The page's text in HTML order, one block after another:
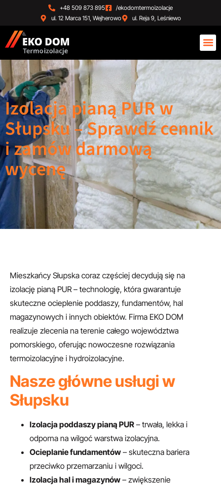
+48 509 873 895
/ekodomtermoizolacje
ul. 12 Marca 151, Wejherowo
ul. Reja 9, Leśniewo
Izolacja pianą PUR w
Słupsku – Sprawdź cennik
i zamów darmową
wycenę
Mieszkańcy Słupska coraz częściej decydują się na
izolację pianą PUR – technologię, która gwarantuje
skuteczne ocieplenie poddaszy, fundamentów, hal
magazynowych i innych obiektów. Firma EKO DOM
realizuje zlecenia na terenie całego województwa
pomorskiego, oferując nowoczesne rozwiązania
termoizolacyjne i hydroizolacyjne.
Nasze główne usługi w
Słupsku
Izolacja poddaszy pianą PUR – trwała, lekka i
odporna na wilgoć warstwa izolacyjna.
Ocieplanie fundamentów – skuteczna bariera
przeciwko przemarzaniu i wilgoci.
Izolacja hal i magazynów – zwiększenie